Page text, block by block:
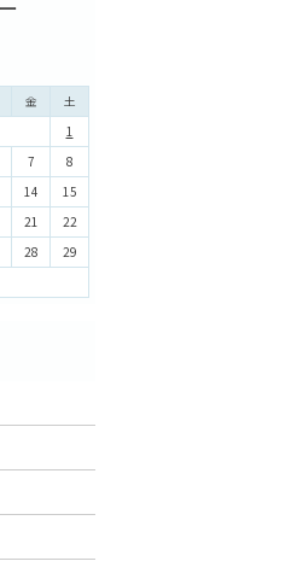
金 土
1
7
8
14
15
21
22
28
29